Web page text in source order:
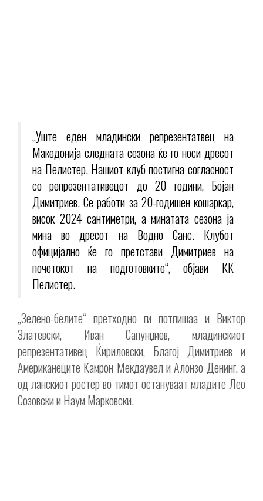
„Уште еден младински репрезентатвец на
Македонија следната сезона ќе го носи дресот
на Пелистер. Нашиот клуб постигна согласност
со репрезентативецот до 20 години, Бојан
Димитриев. Се работи за 20-годишен кошаркар,
висок 2024 сантиметри, а минатата сезона ја
мина во дресот на Водно Санс. Клубот
официјално ќе го претстави Димитриев на
почетокот на подготовките“, објави КК
Пелистер.
„Зелено-белите“ претходно ги потпишаа и Виктор
Златевски, Иван Сапунџиев, младинскиот
репрезентативец Ќириловски, Благој Димитриев и
Американеците Камрон Мекдаувел и Алонзо Денинг, а
од ланскиот ростер во тимот остануваат младите Лео
Созовски и Наум Марковски.